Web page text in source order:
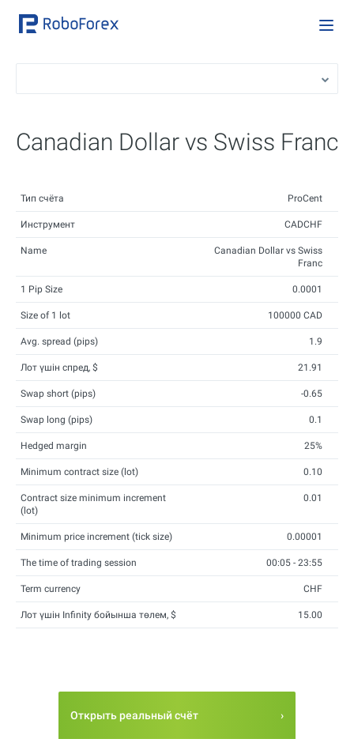
Canadian Dollar vs Swiss Franc
Тип счёта ProCent
Инструмент CADCHF
Name
Canadian Dollar vs Swiss
Franc
1 Pip Size 0.0001
Size of 1 lot 100000 CAD
Avg. spread (pips) 1.9
Лот үшін спред, $ 21.91
Swap short (pips) -0.65
Swap long (pips) 0.1
Hedged margin 25%
Minimum contract size (lot) 0.10
Contract size minimum increment
(lot)
0.01
Minimum price increment (tick size) 0.00001
The time of trading session 00:05 - 23:55
Term currency CHF
Лот үшін Infinity бойынша төлем, $ 15.00
Открыть реальный счёт